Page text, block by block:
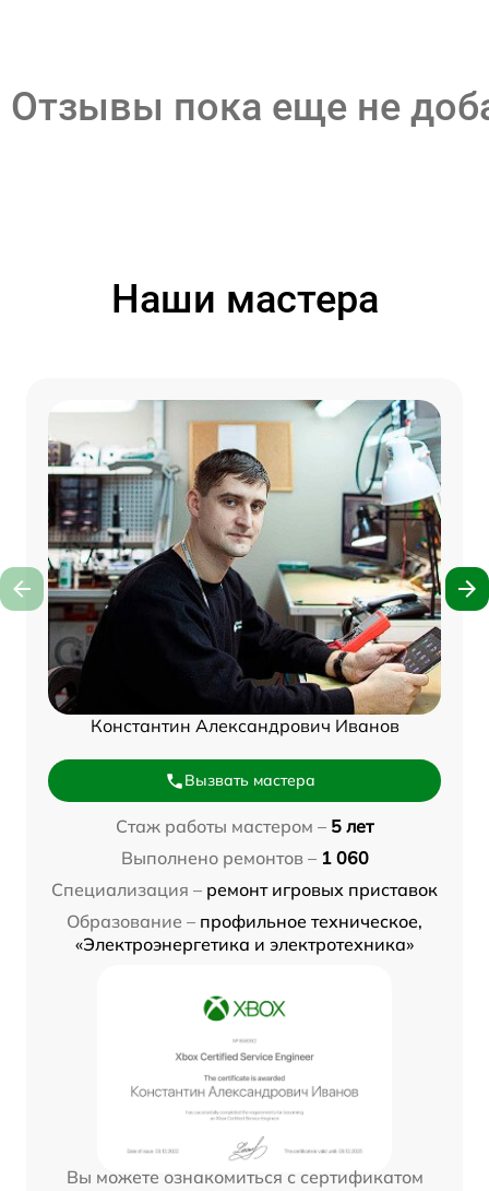
Отзывы пока еще не
Наши мастера
Константин Александрович Иванов
Вызвать мастера
Стаж работы мастером – 5 лет
Выполнено ремонтов – 1 060
Специализация – ремонт игровых приставок
Образование – профильное техническое,
«Электроэнергетика и электротехника»
Вы можете ознакомиться с сертификатом